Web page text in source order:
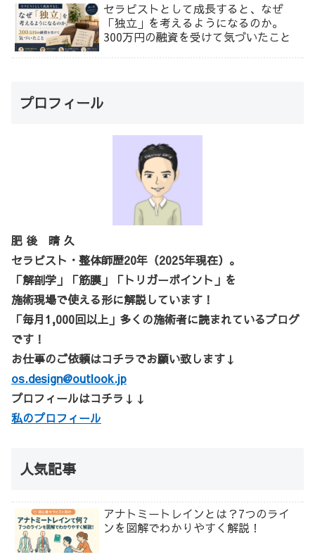
セラピストとして成長すると、なぜ
「独立」を考えるようになるのか。
300万円の融資を受けて気づいたこと
プロフィール
肥 後 晴 久
セラピスト・整体師歴20年（2025年現在）。
「解剖学」「筋膜」「トリガーポイント」を
施術現場で使える形に解説しています！
「毎月1,000回以上」多くの施術者に読まれているブログ
です！
お仕事のご依頼はコチラでお願い致します↓
os.design@outlook.jp
プロフィールはコチラ↓↓
私のプロフィール
人気記事
アナトミートレインとは？7つのライ
ンを図解でわかりやすく解説！